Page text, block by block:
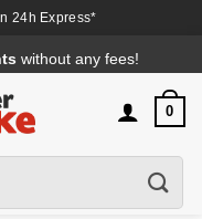
24h Express*
without any fees!
0